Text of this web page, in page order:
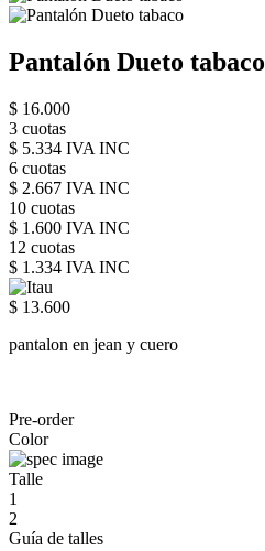
Pantalón Dueto tabaco
$ 16.000
3 cuotas
$ 5.334 IVA INC
6 cuotas
$ 2.667 IVA INC
10 cuotas
$ 1.600 IVA INC
12 cuotas
$ 1.334 IVA INC
$ 13.600
pantalon en jean y cuero
Pre-order
Color
Talle
1
2
Guía de talles